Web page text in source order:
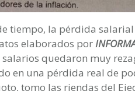
tiempo, la pérdida
elaborados por
quedaron muy
en una pérdida real de
tomo las riendas del